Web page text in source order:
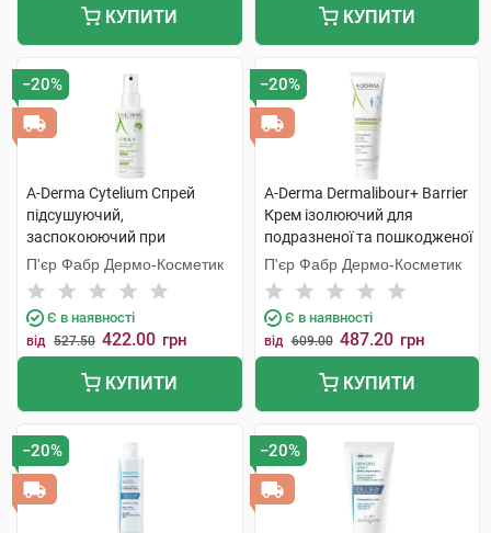
КУПИТИ КУПИТИ
−20%
A-Derma Cytelium Спрей
підсушуючий,
заспокоюючий при
подразненнях шкіри 100 мл
1 флакон
П'єр Фабр Дермо-Косметик
Є в наявності
від 527.50 422.00 грн
КУПИТИ
−20%
A-Derma Dermalibour+ Barrier
Крем ізолюючий для
подразненої та пошкодженої
шкіри 100 мл 1 туба
П'єр Фабр Дермо-Косметик
Є в наявності
від 609.00 487.20 грн
КУПИТИ
−20% −20%